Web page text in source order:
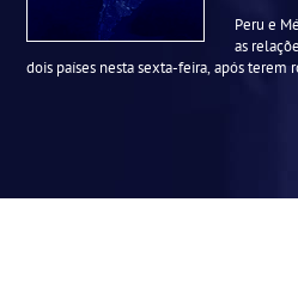
Peru e
as
dois países nesta sexta-feira, após terem